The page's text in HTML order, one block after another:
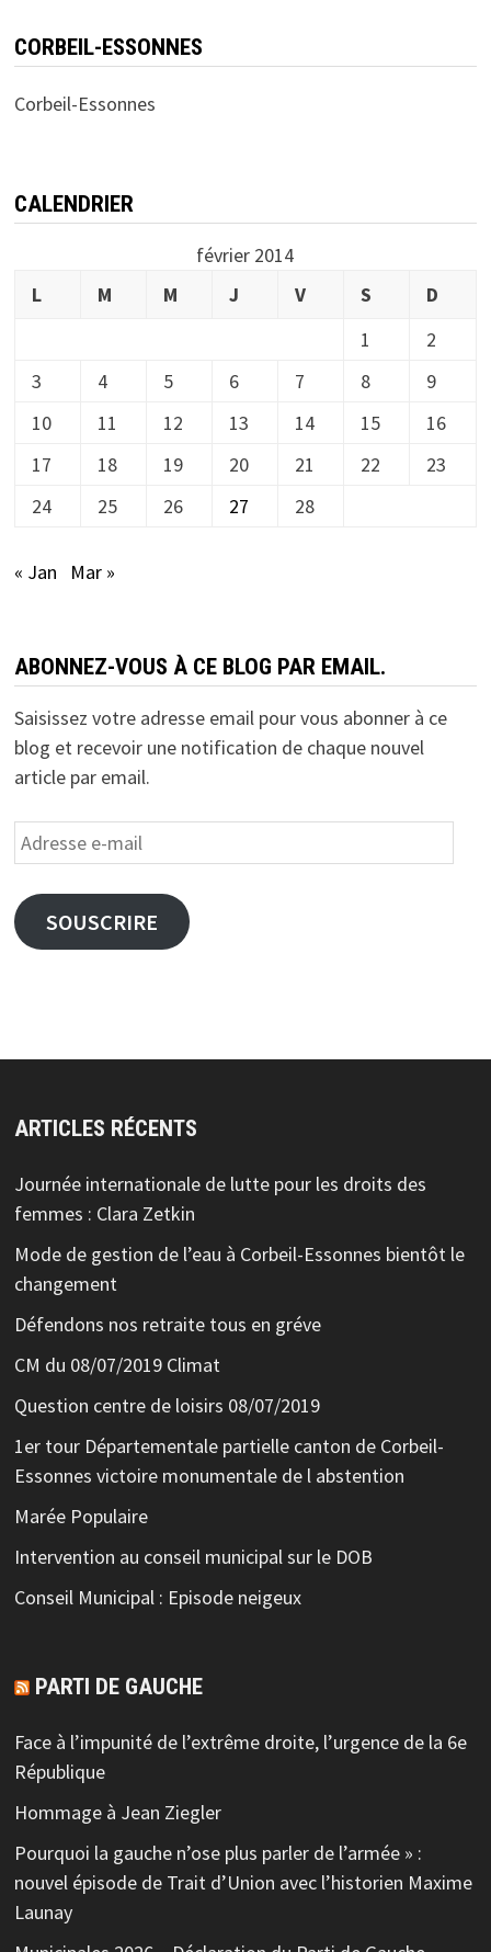
CORBEIL-ESSONNES
Corbeil-Essonnes
CALENDRIER
février 2014
L
M M J V S
D
1
2
3
4 5 6 7 8
9
10
11 12 13 14 15
16
17
18 19 20 21 22
23
24
25 26 27 28
« Jan Mar »
ABONNEZ-VOUS À CE BLOG PAR EMAIL.
Saisissez votre adresse email pour vous abonner à ce
blog et recevoir une notification de chaque nouvel
article par email.
Adresse
e-
mail
SOUSCRIRE
ARTICLES RÉCENTS
Journée internationale de lutte pour les droits des
femmes : Clara Zetkin
Mode de gestion de l’eau à Corbeil-Essonnes bientôt le
changement
Défendons nos retraite tous en gréve
CM du 08/07/2019 Climat
Question centre de loisirs 08/07/2019
1er tour Départementale partielle canton de Corbeil-
Essonnes victoire monumentale de l abstention
Marée Populaire
Intervention au conseil municipal sur le DOB
Conseil Municipal : Episode neigeux
PARTI DE GAUCHE
Face à l’impunité de l’extrême droite, l’urgence de la 6e
République
Hommage à Jean Ziegler
Pourquoi la gauche n’ose plus parler de l’armée » :
nouvel épisode de Trait d’Union avec l’historien Maxime
Launay